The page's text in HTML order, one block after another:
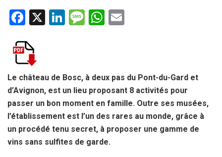
F
ce
b
o
o
k
X
Li
n
M
g
e
W
A
p
p
Le château de Bosc, à deux pas du Pont-du-Gard et
d’Avignon, est un lieu proposant 8 activités pour
passer un bon moment en famille. Outre ses musées,
l’établissement est l’un des rares au monde, grâce à
un procédé tenu secret, à proposer une gamme de
vins sans sulfites de garde.